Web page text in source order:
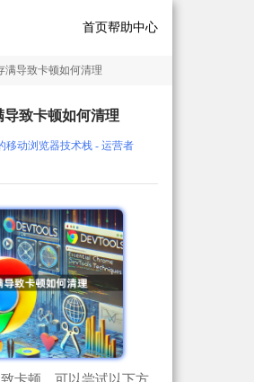
首页帮助中心
满导致卡顿如何清理
导致卡顿如何清理
移动浏览器技术栈 - 运营者
卡顿，可以尝试以下方